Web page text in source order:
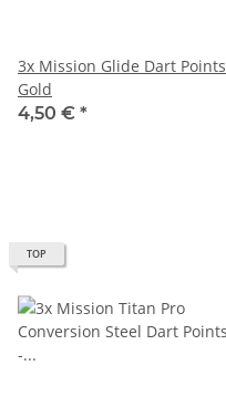
3x Mission Glide Dart Points
Gold
4,50 € *
TOP